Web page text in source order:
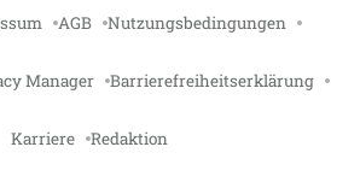
AGB Nutzungsbedingungen
Manager Barrierefreiheitserklärung
Karriere Redaktion